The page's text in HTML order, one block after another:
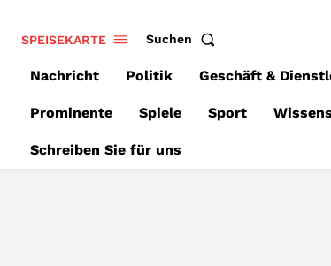
SPEISEKARTE Suchen
Nachricht Politik Geschäft &
Prominente Spiele Sport
Schreiben Sie für uns